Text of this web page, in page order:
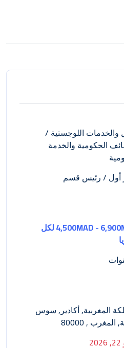
والخدمات اللوجستية/
الحكومية والخدمة
أول / رئيس قسم
4,500MAD - 6,900MAD لكل
المغربية, أكادير, سوس
, 80000